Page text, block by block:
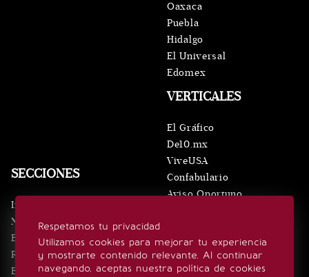
Respetamos tu privacidad
Utilizamos cookies para mejorar tu experiencia
y mostrarte contenido relevante. Al continuar
navegando, aceptas nuestra política de cookies
SECCIONES
Inicio
Noticias
Eventos
Realeza
Estilo de vida
VERTICALES
El Gráfico
De10.mx
ViveUSA
Confabulario
Aviso Oportuno
Oaxaca
Puebla
Hidalgo
El Universal
Edomex
SÍGUENOS